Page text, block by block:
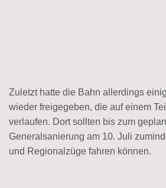
Zuletzt hatte die Bahn allerdings
wieder freigegeben, die auf einem
verlaufen. Dort sollten bis zum
Generalsanierung am 10. Juli
und Regionalzüge fahren können.